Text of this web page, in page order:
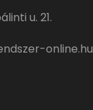
u. 21.
online.hu